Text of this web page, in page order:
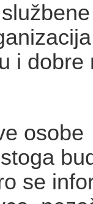
i dobre
osobe
se